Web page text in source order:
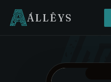
ÁLLÊYS
Hjem